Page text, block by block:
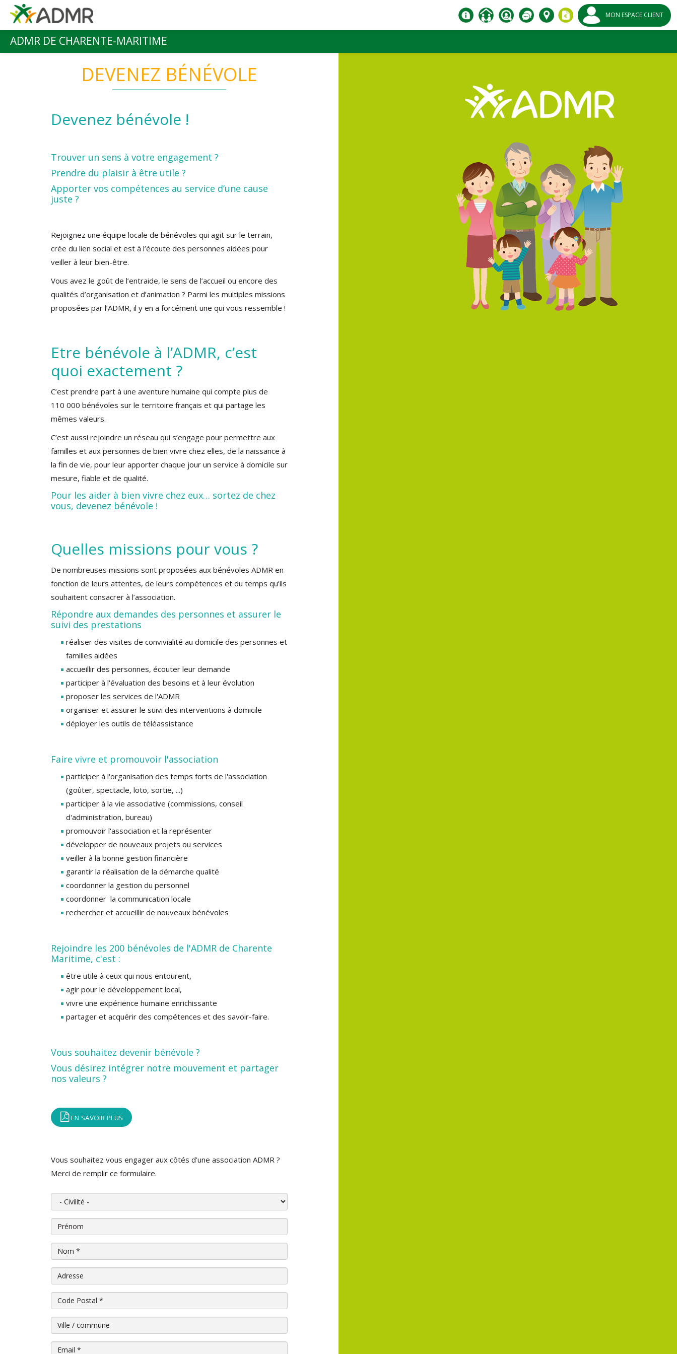
Aller au contenu principal
MON ESPACE CLIENT
ADMR DE CHARENTE-MARITIME
DEVENEZ BÉNÉVOLE
Devenez bénévole !
Trouver un sens à votre engagement ?
Prendre du plaisir à être utile ?
Apporter vos compétences au service d’une cause
juste ?
Rejoignez une équipe locale de bénévoles qui agit sur le terrain,
crée du lien social et est à l’écoute des personnes aidées pour
veiller à leur bien-être.
Vous avez le goût de l’entraide, le sens de l’accueil ou encore des
qualités d’organisation et d’animation ? Parmi les multiples missions
proposées par l’ADMR, il y en a forcément une qui vous ressemble !
Etre bénévole à l’ADMR, c’est
quoi exactement ?
C’est prendre part à une aventure humaine qui compte plus de
110 000 bénévoles sur le territoire français et qui partage les
mêmes valeurs.
C’est aussi rejoindre un réseau qui s’engage pour permettre aux
familles et aux personnes de bien vivre chez elles, de la naissance à
la fin de vie, pour leur apporter chaque jour un service à domicile sur
mesure, fiable et de qualité.
Pour les aider à bien vivre chez eux… sortez de chez
vous, devenez bénévole !
Quelles missions pour vous ?
De nombreuses missions sont proposées aux bénévoles ADMR en
fonction de leurs attentes, de leurs compétences et du temps qu’ils
souhaitent consacrer à l’association.
Répondre aux demandes des personnes et assurer le
suivi des prestations
réaliser des visites de convivialité au domicile des personnes et
familles aidées
accueillir des personnes, écouter leur demande
participer à l'évaluation des besoins et à leur évolution
proposer les services de l'ADMR
organiser et assurer le suivi des interventions à domicile
déployer les outils de téléassistance
Faire vivre et promouvoir l'association
participer à l'organisation des temps forts de l'association
(goûter, spectacle, loto, sortie, ...)
participer à la vie associative (commissions, conseil
d'administration, bureau)
promouvoir l'association et la représenter
développer de nouveaux projets ou services
veiller à la bonne gestion financière
garantir la réalisation de la démarche qualité
coordonner la gestion du personnel
coordonner la communication locale
rechercher et accueillir de nouveaux bénévoles
Rejoindre les 200 bénévoles de l'ADMR de Charente
Maritime, c'est :
être utile à ceux qui nous entourent,
agir pour le développement local,
vivre une expérience humaine enrichissante
partager et acquérir des compétences et des savoir-faire.
Vous souhaitez devenir bénévole ?
Vous désirez intégrer notre mouvement et partager
nos valeurs ?
EN SAVOIR PLUS
Vous souhaitez vous engager aux côtés d’une association ADMR ?
Merci de remplir ce formulaire.
Civilité
Prénom
Nom*
Adresse
Code Postal*
Ville / commune
Email*